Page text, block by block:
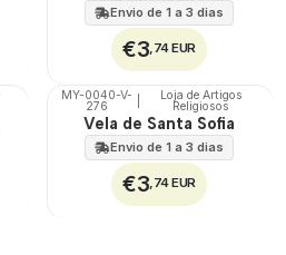
Envio de 1 a 3 dias
€3,74 EUR
🇵🇹
100%
MY-0040-V-
276
Loja de Artigos
Religiosos
Vela de Santa Sofia
Envio de 1 a 3 dias
€3,74 EUR